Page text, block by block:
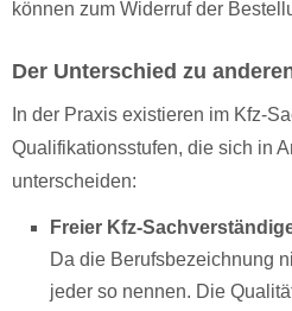
können zum Widerruf der
Der Unterschied zu
In der Praxis existieren im Kfz-
Qualifikationsstufen, die sich in
unterscheiden:
Freier Kfz-
Da die Berufsbezeichnung
jeder so nennen. Die